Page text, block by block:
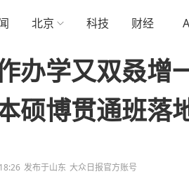
北京 科技 财经
办学又双叒增
硕博贯通班落
发布于山东 大众日报官方账号